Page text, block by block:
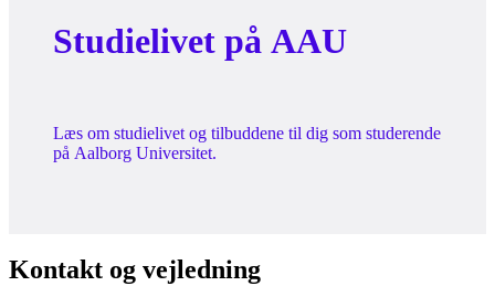
Studielivet på AAU
Læs om studielivet og tilbuddene til dig som studerende
på Aalborg Universitet.
Kontakt og vejledning